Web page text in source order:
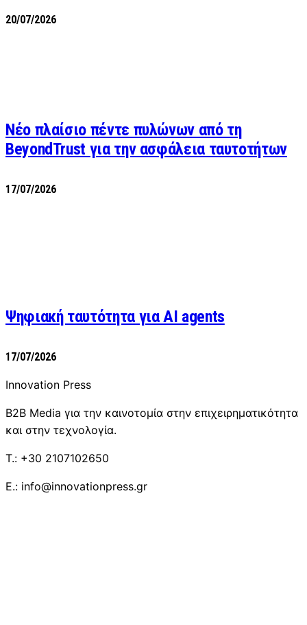
20/07/2026
Νέο πλαίσιο πέντε πυλώνων από τη
BeyondTrust για την ασφάλεια ταυτοτήτων
17/07/2026
Ψηφιακή ταυτότητα για AI agents
17/07/2026
Innovation Press
B2B Media για την καινοτομία στην επιχειρηματικότητα
και στην τεχνολογία.
T.: +30 2107102650
E.: info@innovationpress.gr